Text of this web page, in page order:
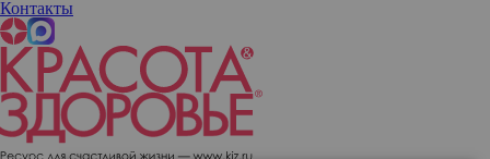
Контакты
Холли Берри раскрыла секрет свой фигуры в 54, запустив
бесплатное фитнес-приложение